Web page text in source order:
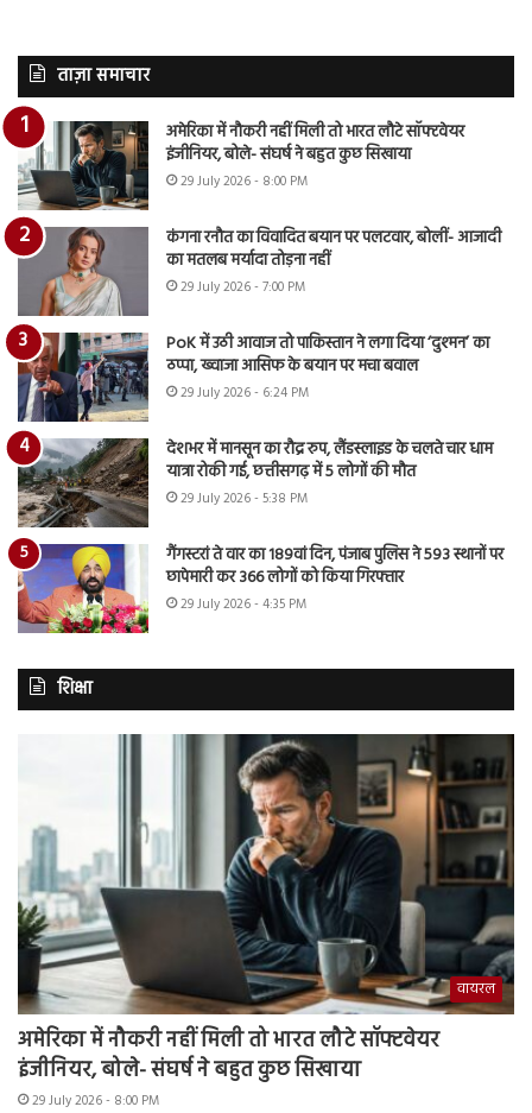
ताज़ा समाचार
अमेरिका में नौकरी नहीं मिली तो भारत लौटे सॉफ्टवेयर
इंजीनियर, बोले- संघर्ष ने बहुत कुछ सिखाया
29 July 2026 - 8:00 PM
कंगना रनौत का विवादित बयान पर पलटवार, बोलीं- आजादी
का मतलब मर्यादा तोड़ना नहीं
29 July 2026 - 7:00 PM
PoK में उठी आवाज तो पाकिस्तान ने लगा दिया ‘दुश्मन’ का
ठप्पा, ख्वाजा आसिफ के बयान पर मचा बवाल
29 July 2026 - 6:24 PM
देशभर में मानसून का रौद्र रुप, लैंडस्लाइड के चलते चार धाम
यात्रा रोकी गई, छत्तीसगढ़ में 5 लोगों की मौत
29 July 2026 - 5:38 PM
गैंगस्टरां ते वार का 189वां दिन, पंजाब पुलिस ने 593 स्थानों पर
छापेमारी कर 366 लोगों को किया गिरफ्तार
29 July 2026 - 4:35 PM
शिक्षा
वायरल
अमेरिका में नौकरी नहीं मिली तो भारत लौटे सॉफ्टवेयर
इंजीनियर, बोले- संघर्ष ने बहुत कुछ सिखाया
29 July 2026 - 8:00 PM